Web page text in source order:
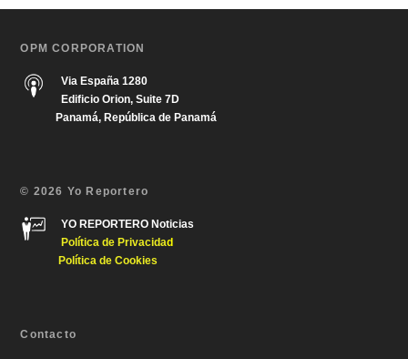
OPM CORPORATION
Via España 1280
Edificio Orion, Suite 7D
Panamá, República de Panamá
© 2026 Yo Reportero
YO REPORTERO Noticias
Política de Privacidad
Política de Cookies
Contacto